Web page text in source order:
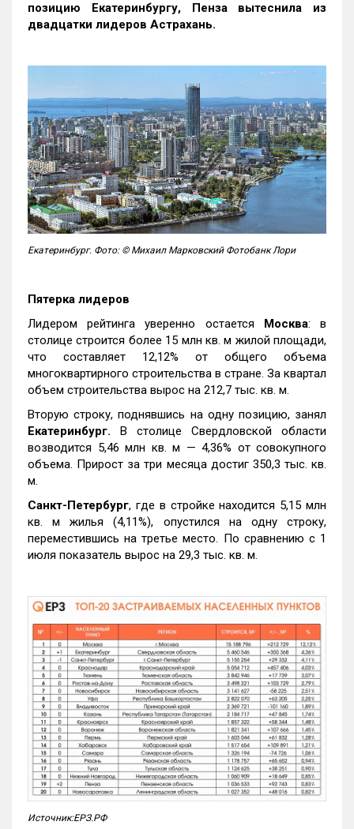
позицию Екатеринбургу, Пенза вытеснила из
двадцатки лидеров Астрахань.
Екатеринбург. Фото: © Михаил Марковский Фотобанк Лори
Пятерка лидеров
Лидером рейтинга уверенно остается Москва: в
столице строится более 15 млн кв. м жилой площади,
что составляет 12,12% от общего объема
многоквартирного строительства в стране. За квартал
объем строительства вырос на 212,7 тыс. кв. м.
Вторую строку, поднявшись на одну позицию, занял
Екатеринбург. В столице Свердловской области
возводится 5,46 млн кв. м — 4,36% от совокупного
объема. Прирост за три месяца достиг 350,3 тыс. кв.
м.
Санкт-Петербург, где в стройке находится 5,15 млн
кв. м жилья (4,11%), опустился на одну строку,
переместившись на третье место. По сравнению с 1
июля показатель вырос на 29,3 тыс. кв. м.
Источник:ЕРЗ.РФ